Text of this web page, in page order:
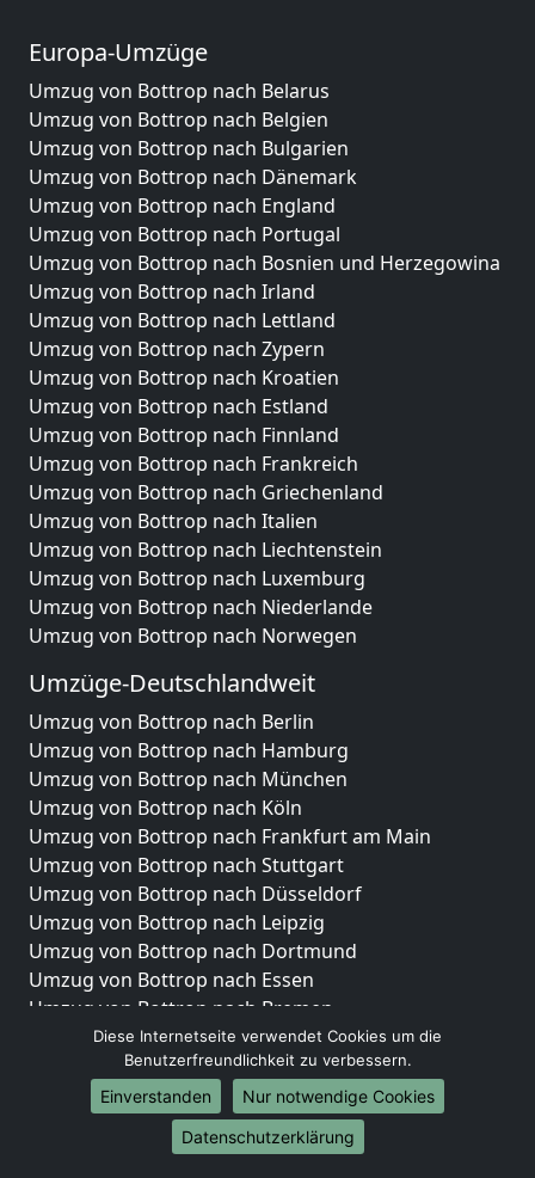
Europa-Umzüge
Umzug von Bottrop nach Belarus
Umzug von Bottrop nach Belgien
Umzug von Bottrop nach Bulgarien
Umzug von Bottrop nach Dänemark
Umzug von Bottrop nach England
Umzug von Bottrop nach Portugal
Umzug von Bottrop nach Bosnien und Herzegowina
Umzug von Bottrop nach Irland
Umzug von Bottrop nach Lettland
Umzug von Bottrop nach Zypern
Umzug von Bottrop nach Kroatien
Umzug von Bottrop nach Estland
Umzug von Bottrop nach Finnland
Umzug von Bottrop nach Frankreich
Umzug von Bottrop nach Griechenland
Umzug von Bottrop nach Italien
Umzug von Bottrop nach Liechtenstein
Umzug von Bottrop nach Luxemburg
Umzug von Bottrop nach Niederlande
Umzug von Bottrop nach Norwegen
Umzüge-Deutschlandweit
Umzug von Bottrop nach Berlin
Umzug von Bottrop nach Hamburg
Umzug von Bottrop nach München
Umzug von Bottrop nach Köln
Umzug von Bottrop nach Frankfurt am Main
Umzug von Bottrop nach Stuttgart
Umzug von Bottrop nach Düsseldorf
Umzug von Bottrop nach Leipzig
Umzug von Bottrop nach Dortmund
Umzug von Bottrop nach Essen
Umzug von Bottrop nach Bremen
Umzug von Bottrop nach Dresden
Umzug von Bottrop nach Hannover
Umzug von Bottrop nach Nürnberg
Umzug von Bottrop nach Duisburg
Umzug von Bottrop nach Bochum
Diese Internetseite verwendet Cookies um die
Benutzerfreundlichkeit zu verbessern.
Einverstanden
Nur notwendige Cookies
Datenschutzerklärung